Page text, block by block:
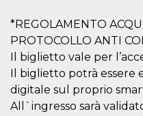
*REGOLAMENTO
PROTOCOLLO ANTI
Il biglietto vale per
Il biglietto potrà essere
digitale sul proprio
All`ingresso sarà